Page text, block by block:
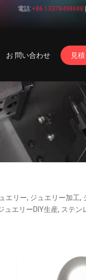
電話:+86 13378498688
お 問い合わせ 見
リー, ジュエリー加工,
エリーDIY生産, ステン